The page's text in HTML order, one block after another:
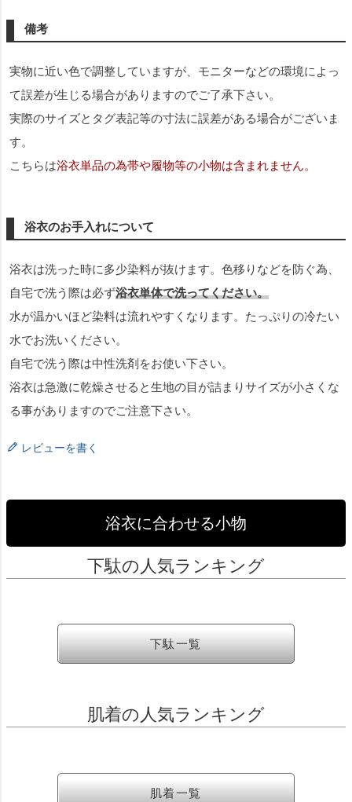
備考
実物に近い色で調整していますが、モニターなどの環境によっ
て誤差が生じる場合がありますのでご了承下さい。
実際のサイズとタグ表記等の寸法に誤差がある場合がございま
す。
こちらは浴衣単品の為帯や履物等の小物は含まれません。
浴衣のお手入れについて
浴衣は洗った時に多少染料が抜けます。色移りなどを防ぐ為、
自宅で洗う際は必ず浴衣単体で洗ってください。
水が温かいほど染料は流れやすくなります。たっぷりの冷たい
水でお洗いください。
自宅で洗う際は中性洗剤をお使い下さい。
浴衣は急激に乾燥させると生地の目が詰まりサイズが小さくな
る事がありますのでご注意下さい。
レビューを書く
浴衣に合わせる小物
下駄の人気ランキング
下駄一覧
肌着の人気ランキング
肌着一覧